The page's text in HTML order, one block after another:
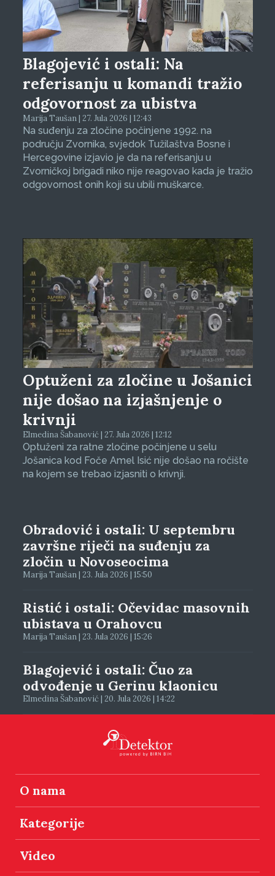
Blagojević i ostali: Na
referisanju u komandi tražio
odgovornost za ubistva
Marija Taušan | 27. Jula 2026 | 12:43
Na suđenju za zločine počinjene 1992. na
području Zvornika, svjedok Tužilaštva Bosne i
Hercegovine izjavio je da na referisanju u
Zvorničkoj brigadi niko nije reagovao kada je tražio
odgovornost onih koji su ubili muškarce.
Optuženi za zločine u Jošanici
nije došao na izjašnjenje o
krivnji
Elmedina Šabanović | 27. Jula 2026 | 12:12
Optuženi za ratne zločine počinjene u selu
Jošanica kod Foče Amel Isić nije došao na ročište
na kojem se trebao izjasniti o krivnji.
Obradović i ostali: U septembru
završne riječi na suđenju za
zločin u Novoseocima
Marija Taušan | 23. Jula 2026 | 15:50
Ristić i ostali: Očevidac masovnih
ubistava u Orahovcu
Marija Taušan | 23. Jula 2026 | 15:26
Blagojević i ostali: Čuo za
odvođenje u Gerinu klaonicu
Elmedina Šabanović | 20. Jula 2026 | 14:22
O nama
Kategorije
Video